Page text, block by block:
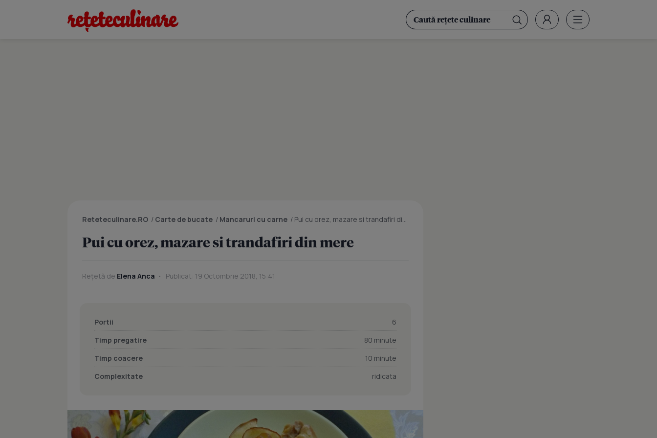
Reteteculinare.RO / Carte de bucate / Mancaruri cu carne / Pui cu orez, mazare si trandafiri din mere
Pui cu orez, mazare si trandafiri din mere
Rețetă de Elena Anca Publicat: 19 Octombrie 2018, 15:41
Portii
6
Timp pregatire
80 minute
Timp coacere
10 minute
Complexitate
ridicata